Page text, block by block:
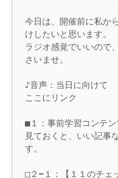
今日は、開催前に私か
けしたいと思います。
ラジオ感覚でいいので
さいませ。
♪音声：当日に向けて
ここにリンク
■１：事前学習コンテン
見ておくと、いい記事
す。
□２−１：【１１のチェ